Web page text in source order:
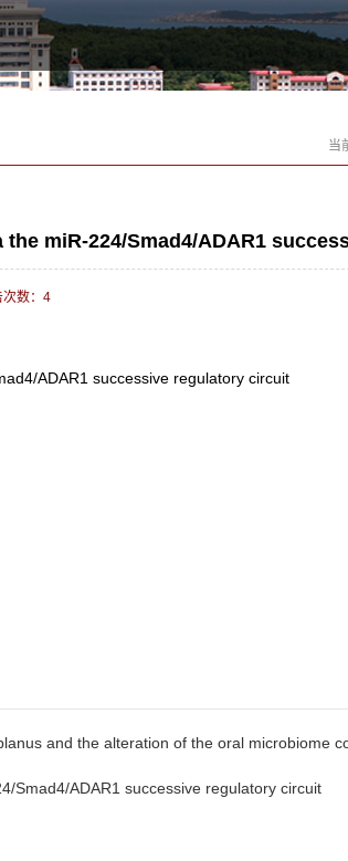
当
miR-224/Smad4/ADAR1
数： 4
ADAR1 successive regulatory circuit
and the alteration of the oral microbiome
Smad4/ADAR1 successive regulatory circuit